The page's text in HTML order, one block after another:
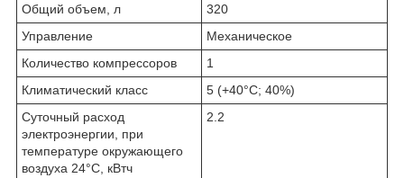
Общий объем, л
320
Управление
Механическое
Количество компрессоров
1
Климатический класс
5 (+40°С; 40%)
Суточный расход
электроэнергии, при
температуре окружающего
воздуха 24°C, кВтч
2.2